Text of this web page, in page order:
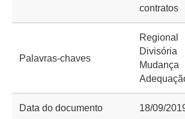
contratos
Palavras-chaves
Regional
Divisória
Mudança
Data do documento 18/09/